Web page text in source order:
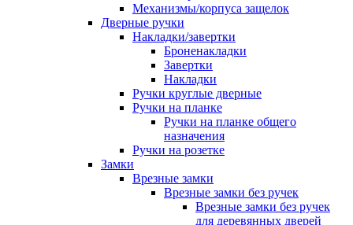
Механизмы/корпуса защелок
Дверные ручки
Накладки/завертки
Броненакладки
Завертки
Накладки
Ручки круглые дверные
Ручки на планке
Ручки на планке общего
назначения
Ручки на розетке
Замки
Врезные замки
Врезные замки без ручек
Врезные замки без ручек
для деревянных дверей